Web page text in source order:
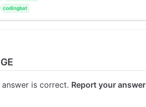
codingbat
answer is correct. Report your answer